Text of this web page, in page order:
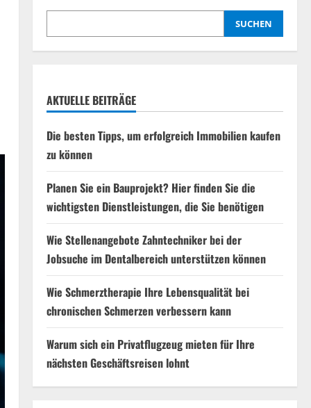
SUCHEN
AKTUELLE BEITRÄGE
Die besten Tipps, um erfolgreich Immobilien kaufen
zu können
Planen Sie ein Bauprojekt? Hier finden Sie die
wichtigsten Dienstleistungen, die Sie benötigen
Wie Stellenangebote Zahntechniker bei der
Jobsuche im Dentalbereich unterstützen können
Wie Schmerztherapie Ihre Lebensqualität bei
chronischen Schmerzen verbessern kann
Warum sich ein Privatflugzeug mieten für Ihre
nächsten Geschäftsreisen lohnt